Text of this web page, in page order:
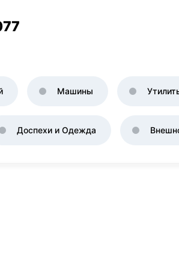
Машины
Доспехи и Одежда